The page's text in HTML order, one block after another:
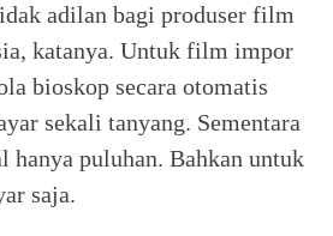
adilan bagi produser film
katanya. Untuk film impor
bioskop secara otomatis
sekali tanyang. Sementara
hanya puluhan. Bahkan untuk
saja.